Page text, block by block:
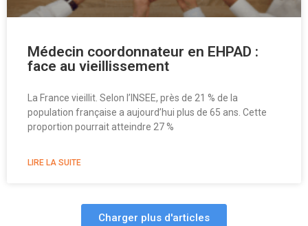
Médecin coordonnateur en EHPAD :
face au vieillissement
La France vieillit. Selon l’INSEE, près de 21 % de la
population française a aujourd’hui plus de 65 ans. Cette
proportion pourrait atteindre 27 %
LIRE LA SUITE
Charger plus d'articles